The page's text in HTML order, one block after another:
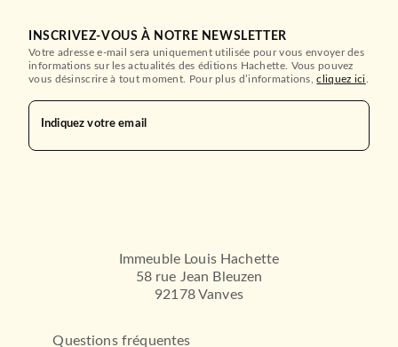
INSCRIVEZ-VOUS À NOTRE NEWSLETTER
Votre adresse e-mail sera uniquement utilisée pour vous envoyer des
informations sur les actualités des éditions Hachette. Vous pouvez
vous désinscrire à tout moment. Pour plus d’informations,cliquez ici
Indiquez votre email
Immeuble Louis Hachette
58 rue Jean Bleuzen
92178 Vanves
Questions fréquentes